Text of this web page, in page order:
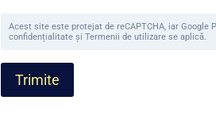
Acest site este protejat de reCAPTCHA, iar Google
confidențialitate și Termenii de utilizare se aplică.